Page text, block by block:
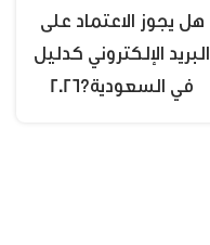
هل يجوز الاعتماد على
البريد الإلكتروني كدليل
في السعودية؟2026